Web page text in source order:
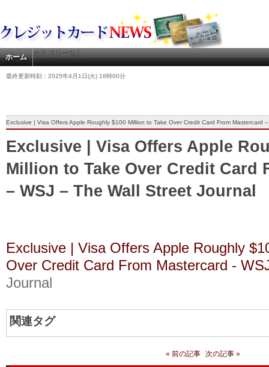
ホーム カテゴリーなし
最終更新時刻：2025年4月1日(火) 16時00分
Exclusive | Visa Offers Apple Roughly $100 Million to Take Over Credit Card From Mastercard
Exclusive | Visa Offers Apple
Million to Take Over Credit Card
– WSJ – The Wall Street Journal
Exclusive | Visa Offers Apple Roughly
Over Credit Card From Mastercard -
Journal
関連タグ
« 前の記事 次の記事 »